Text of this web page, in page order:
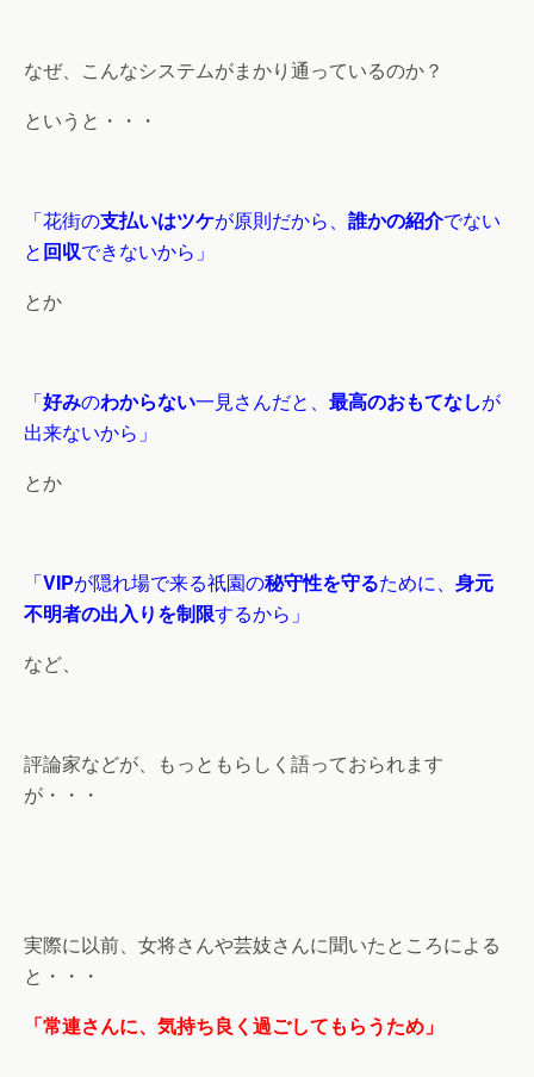
なぜ、こんなシステムがまかり通っているのか？
というと・・・
「花街の支払いはツケが原則だから、 誰かの紹介でない
と回収できないから」
とか
「好みのわからない一見さんだと、 最高のおもてなしが
出来ないから」
とか
「VIPが隠れ場で来る祇園の秘守性を守るために、 身元
不明者の出入りを制限するから」
など、
評論家などが、もっともらしく語っておられます
が・・・
実際に以前、女将さんや芸妓さんに聞いたところによる
と・・・
「常連さんに、気持ち良く過ごしてもらうため」